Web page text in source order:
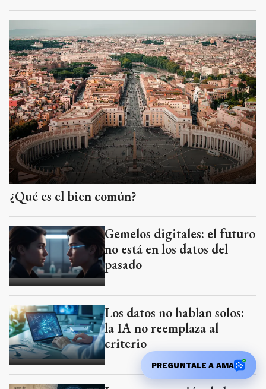
¿Qué es el bien común?
Gemelos digitales: el futuro
no está en los datos del
pasado
Los datos no hablan solos:
la IA no reemplaza al
criterio
PREGUNTALE A AMA